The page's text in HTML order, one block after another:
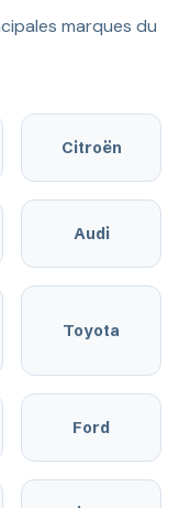
marques du
Citroën
Audi
Toyota
Ford